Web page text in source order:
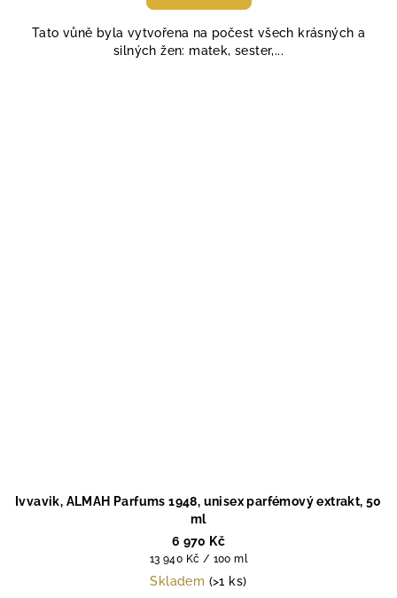
z
5
Tato vůně byla vytvořena na počest všech krásných a
silných žen: matek, sester,...
Ivvavik, ALMAH Parfums 1948, unisex parfémový extrakt, 50
ml
6 970 Kč
Měrná
cena:
13 940 Kč / 100 ml
Skladem (>1 ks)